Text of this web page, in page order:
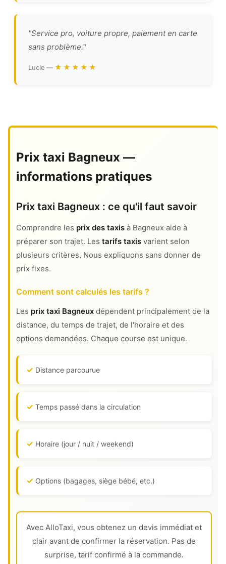
"Service pro, voiture propre, paiement en carte
sans problème."
Lucie — ★★★★★
Prix taxi Bagneux —
informations pratiques
Prix taxi Bagneux : ce qu'il faut savoir
Comprendre les prix des taxis à Bagneux aide à
préparer son trajet. Les tarifs taxis varient selon
plusieurs critères. Nous expliquons sans donner de
prix fixes.
Comment sont calculés les tarifs ?
Les prix taxi Bagneux dépendent principalement de la
distance, du temps de trajet, de l'horaire et des
options demandées. Chaque course est unique.
Distance parcourue
Temps passé dans la circulation
Horaire (jour / nuit / weekend)
Options (bagages, siège bébé, etc.)
Avec AlloTaxi, vous obtenez un devis immédiat et
clair avant de confirmer la réservation. Pas de
surprise, tarif confirmé à la commande.